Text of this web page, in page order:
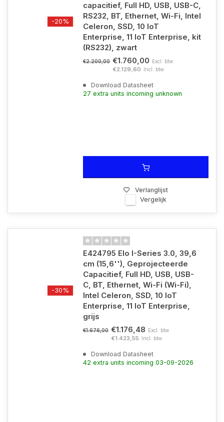
-20%
capacitief, Full HD, USB, USB-C,
RS232, BT, Ethernet, Wi-Fi, Intel
Celeron, SSD, 10 IoT
Enterprise, 11 IoT Enterprise, kit
(RS232), zwart
€2.200,00 €1.760,00 Excl. btw
€2.129,60 Incl. btw
Download Datasheet
27 extra units incoming unknown
Verlanglijst
Vergelijk
-30%
E424795 Elo I-Series 3.0, 39,6
cm (15,6''), Geprojecteerde
Capacitief, Full HD, USB, USB-
C, BT, Ethernet, Wi-Fi (Wi-Fi),
Intel Celeron, SSD, 10 IoT
Enterprise, 11 IoT Enterprise,
grijs
€1.676,00 €1.176,48 Excl. btw
€1.423,55 Incl. btw
Download Datasheet
42 extra units incoming 03-09-2026